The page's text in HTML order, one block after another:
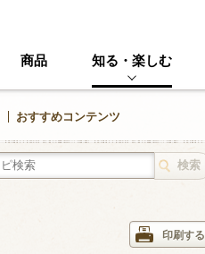
商品 知る・楽しむ
おすすめコンテンツ
イタリアン印刷する